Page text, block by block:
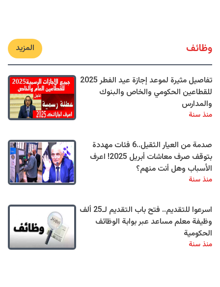
وظائف المزيد
تفاصيل مثيرة لموعد إجازة عيد الفطر 2025
للقطاعين الحكومي والخاص والبنوك
والمدارس
منذ سنة
صدمة من العيار الثقيل..6 فئات مهددة
بتوقف صرف معاشات أبريل 2025! اعرف
الأسباب وهل أنت منهم؟
منذ سنة
اسرعوا للتقديم.. فتح باب التقديم لـ25 ألف
وظيفة معلم مساعد عبر بوابة الوظائف
الحكومية
منذ سنة